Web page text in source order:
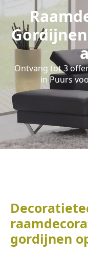
Ontvang tot 3
in Puurs
gordijnen